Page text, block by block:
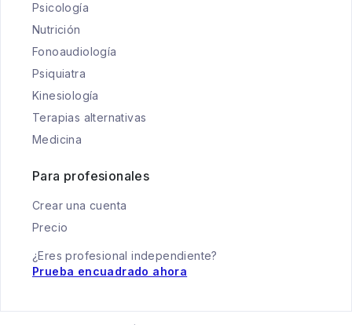
Psicología
Nutrición
Fonoaudiología
Psiquiatra
Kinesiología
Terapias alternativas
Medicina
Para profesionales
Crear una cuenta
Precio
¿Eres profesional independiente?
Prueba encuadrado ahora